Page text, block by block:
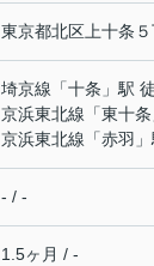
東京都北区 上十条
埼京線 「十条 」駅
京浜東北線 「東十条
京浜東北線 「赤羽
- / -
1.5ヶ月 / -